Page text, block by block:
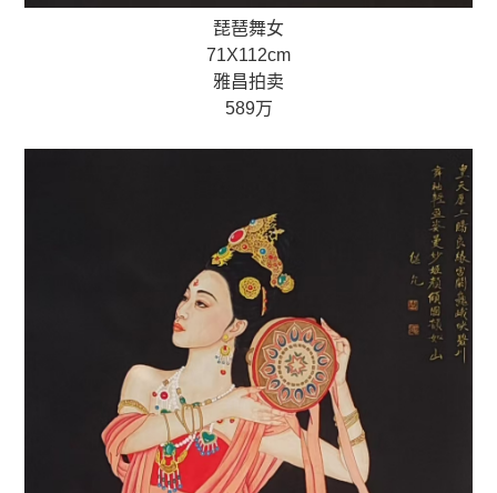
琵琶舞女
71X112cm
雅昌拍卖
589万